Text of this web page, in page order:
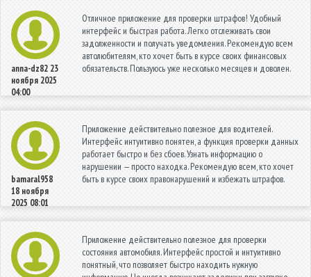
anna-dz82 23
ноября 2025
04:00
Отличное приложение для проверки штрафов! Удобный
интерфейс и быстрая работа. Легко отслеживать свои
задолженности и получать уведомления. Рекомендую всем
автолюбителям, кто хочет быть в курсе своих финансовых
обязательств. Пользуюсь уже несколько месяцев и доволен.
bamaral958
18 ноября
2025 08:01
Приложение действительно полезное для водителей.
Интерфейс интуитивно понятен, а функция проверки данных
работает быстро и без сбоев. Узнать информацию о
нарушении — просто находка. Рекомендую всем, кто хочет
быть в курсе своих правонарушений и избежать штрафов.
Приложение действительно полезное для проверки
состояния автомобиля. Интерфейс простой и интуитивно
понятный, что позволяет быстро находить нужную